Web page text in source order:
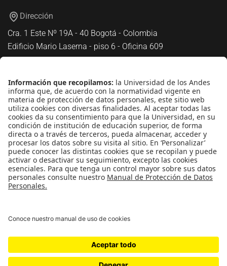
Dirección
Cra. 1 Este Nº 19A - 40 Bogotá - Colombia
Edificio Mario Laserna - piso 6 - Oficina 609
+(571) 339 49 49 - Ext. 4830
Enlaces de interés
Línea de Transparencia Uniandes
Protección de datos Personales
Transparencia y Acceso a Información Pública
Universidad de los Andes | Vigilada
1297 del 30 de mayo de 1964.Reconocimiento personería
jurídica: Resolución 28 del 23 de febrero de 1949